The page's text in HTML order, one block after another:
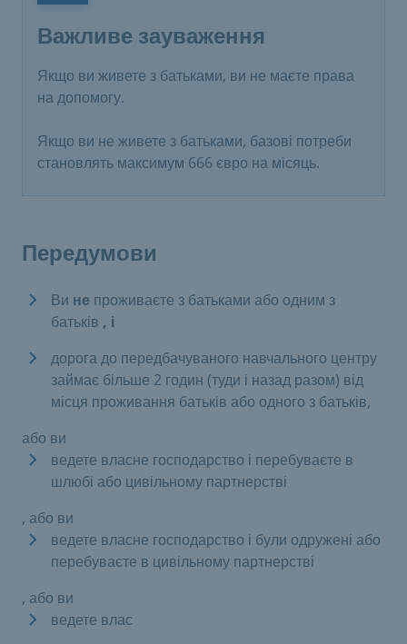
Важливе зауваження
Якщо ви живете з батьками, ви не маєте права
на допомогу.
Якщо ви не живете з батьками, базові потреби
становлять максимум 666 євро на місяць.
Передумови
Ви не проживаєте з батьками або одним з
батьків , і
дорога до передбачуваного навчального центру
займає більше 2 годин (туди і назад разом) від
місця проживання батьків або одного з батьків,
або ви
ведете власне господарство і перебуваєте в
шлюбі або цивільному партнерстві
, або ви
ведете власне господарство і були одружені або
перебуваєте в цивільному партнерстві
, або ви
ведете влас